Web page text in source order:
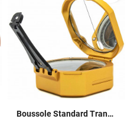
Boussole Standard Transit 5020